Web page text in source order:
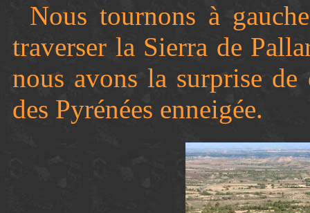
Nous tournons à
traverser la Sierra de
nous avons la surprise
des Pyrénées enneigée.